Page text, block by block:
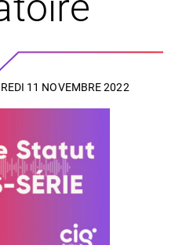
11 NOVEMBRE 2022